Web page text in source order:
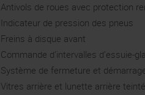
Antivols de roues avec protection
Indicateur de pression des pneus
Freins à disque avant
Commande d’intervalles d’essuie-
Système de fermeture et
Vitres arrière et lunette arrière